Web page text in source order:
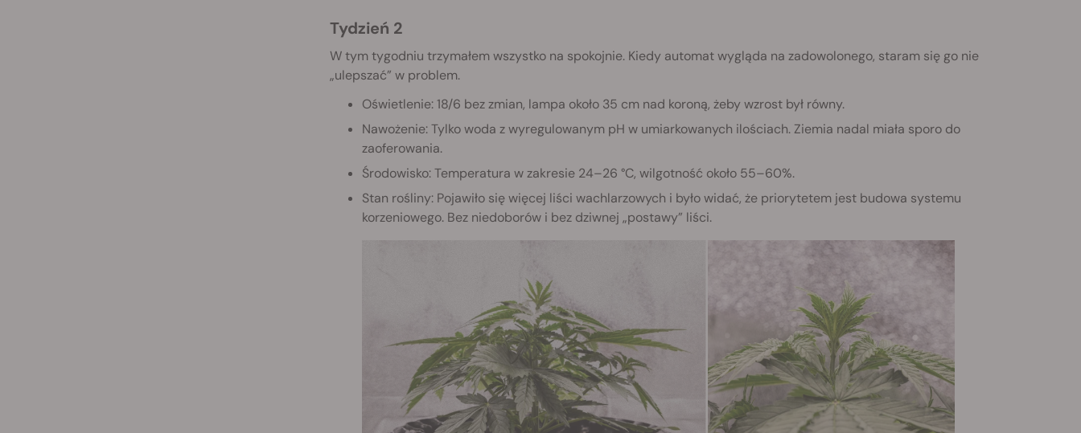
Tydzień 2
W tym tygodniu trzymałem wszystko na spokojnie. Kiedy automat wygląda na zadowolonego, staram się go nie
„ulepszać” w problem.
Oświetlenie: 18/6 bez zmian, lampa około 35 cm nad koroną, żeby wzrost był równy.
Nawożenie: Tylko woda z wyregulowanym pH w umiarkowanych ilościach. Ziemia nadal miała sporo do
zaoferowania.
Środowisko: Temperatura w zakresie 24–26 °C, wilgotność około 55–60%.
Stan rośliny: Pojawiło się więcej liści wachlarzowych i było widać, że priorytetem jest budowa systemu
korzeniowego. Bez niedoborów i bez dziwnej „postawy” liści.